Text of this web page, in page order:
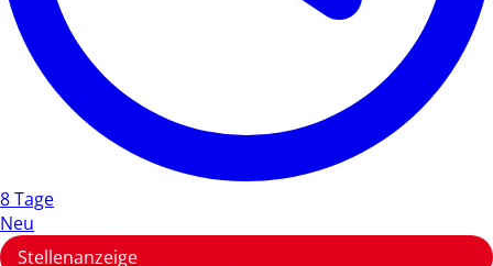
8 Tage
Neu
Stellenanzeige